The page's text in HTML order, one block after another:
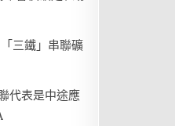
三鐵」串聯礦
代表是中途應